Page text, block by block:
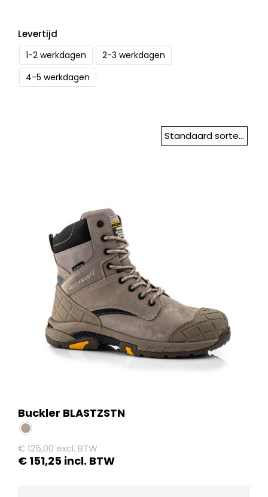
Levertijd
1-2 werkdagen
2-3 werkdagen
4-5 werkdagen
Buckler BLASTZSTN
€125,00 excl. BTW
€ 151,25 incl. BTW